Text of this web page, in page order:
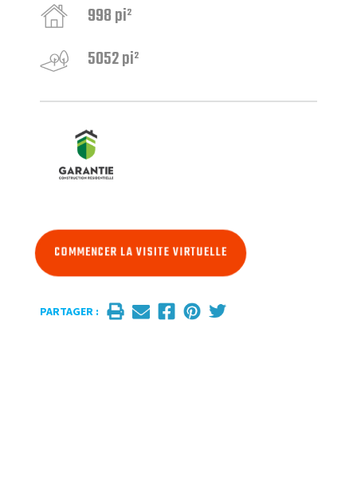
998 pi²
5052 pi²
COMMENCER LA VISITE VIRTUELLE
PARTAGER :